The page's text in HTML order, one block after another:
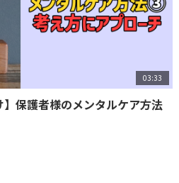
03:33
】保護者様のメンタルケア方法